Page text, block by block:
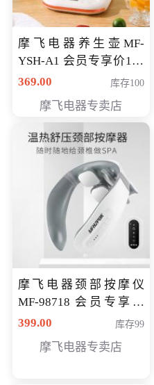
摩飞电器养生壶MF-
YSH-A1 会员专享价198
元
369.00 库存100
摩飞电器专卖店
摩飞电器颈部按摩仪
MF-98718 会员专享价
299元
399.00 库存99
摩飞电器专卖店